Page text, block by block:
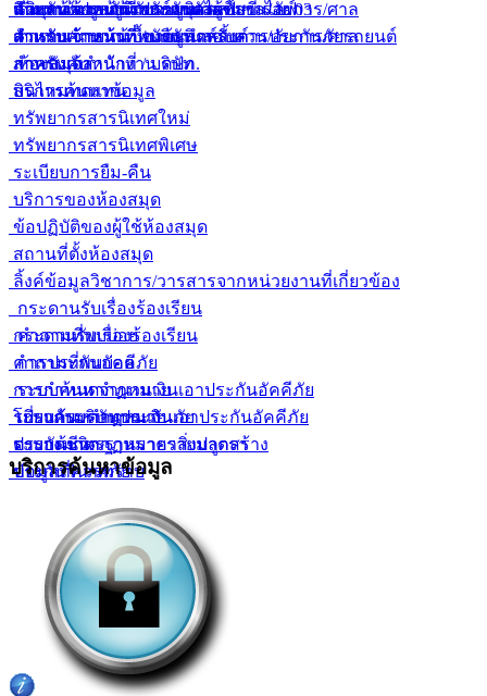
ตัวแทน/นายหน้า ขายยูนิเวอร์แซลไลฟ์
ตัวแทน/นายหน้า ขายยูนิตส์ลิ้งค์
นิติบุคคลขายยูนิเวอร์แซลไลฟ์
นายหน้าประกันภัยรายบุคคล
สำหรับเจ้าหน้าที่พนักงานสอบสวน/อัยการ/ศาล
สำหรับเจ้าหน้าที่ / บริษัท
ค้นหาข้อมูลการประกันตัวผู้ขับขี่ ร.ย. 03
สำหรับเจ้าหน้าที่พนักงานสอบสวน/อัยการ/ศาล
สำหรับเจ้าหน้าที่ / บริษัท
ตารางคำนวณเบื้องต้นสำหรับการประกันภัยรถยนต์
ภาคบังคับ
สินไหมทดแทน
ห้องสมุดสำนักงาน คปภ.
บริการค้นหาข้อมูล
ทรัพยากรสารนิเทศใหม่
ทรัพยากรสารนิเทศพิเศษ
ระเบียบการยืม-คืน
บริการของห้องสมุด
ข้อปฏิบัติของผู้ใช้ห้องสมุด
สถานที่ตั้งห้องสมุด
ลิ้งค์ข้อมูลวิชาการ/วารสารจากหน่วยงานที่เกี่ยวข้อง
กระดานรับเรื่องร้องเรียน
กระดานรับเรื่องร้องเรียน
คำถามที่พบบ่อย
คำถามที่พบบ่อย
การประกันอัคคีภัย
การกำหนดจำนวนเงินเอาประกันอัคคีภัย
โปรแกรมคำนวณเงินเอาประกันอัคคีภัย
ตารางมาตรฐานราคาสิ่งปลูกสร้าง
ข้อมูลที่ควรทราบ
ระบบค้นหากฏหมาย
ระบบค้นหากฏหมาย
ระบบค้นหากฏหมายรายมาตรา
เกี่ยวกับบริษัทประกันภัย
ประกันชีวิต
ประกันวินาศภัย
บริการค้นหาข้อมูล